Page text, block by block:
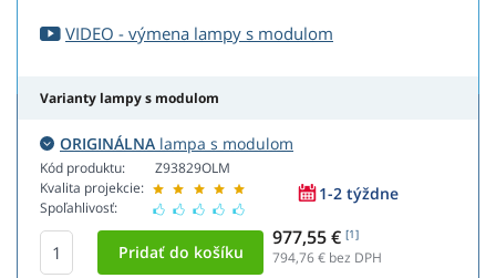
VIDEO - výmena lampy s modulom
Varianty lampy s modulom
ORIGINÁLNA lampa s modulom
Kód produktu:
Kvalita projekcie:
Spoľahlivosť:
Z93829OLM
1-2 týždne
977,55 € [1]
794,76€ bez DPH